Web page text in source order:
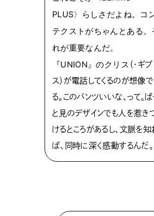
PLUS〉らしさだよね。コ
テクストがちゃんとある。
れが重要なんだ。
『UNION』のクリス （・ギブ
ス）が電話してくるのが想像
る。このパンツいいな、って。ぱ
と見のデザインでも人を惹き
けるところがあるし、文脈を知
ば、同時に深く感動するんだ。